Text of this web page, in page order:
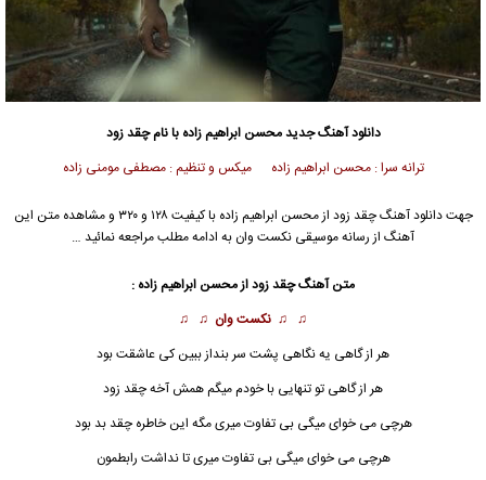
دانلود آهنگ جدیدمحسن ابراهیم زاده با نام چقد زود
ترانه سرا : محسن ابراهیم زاده میکس و تنظیم : مصطفی مومنی زاده
جهت دانلود آهنگ چقد زود ازمحسن ابراهیم زاده
با کیفیت ۱۲۸ و ۳۲۰ و مشاهده متن این
آهنگ از رسانه موسیقی نکست وان به ادامه مطلب مراجعه نمائید …
متن آهنگ چقدزودازمحسن ابراهیم زاده :
♫ ♫ نکست وان ♫ ♫
هر از گاهی یه نگاهی پشت سر بنداز ببین کی عاشقت بود
هر از گاهی تو تنهایی با خودم میگم همش آخه چقد زود
هرچی می خوای میگی بی تفاوت میری مگه این خاطره چقد بد بود
هرچی می خوای میگی بی تفاوت میری تا نداشت رابطمون